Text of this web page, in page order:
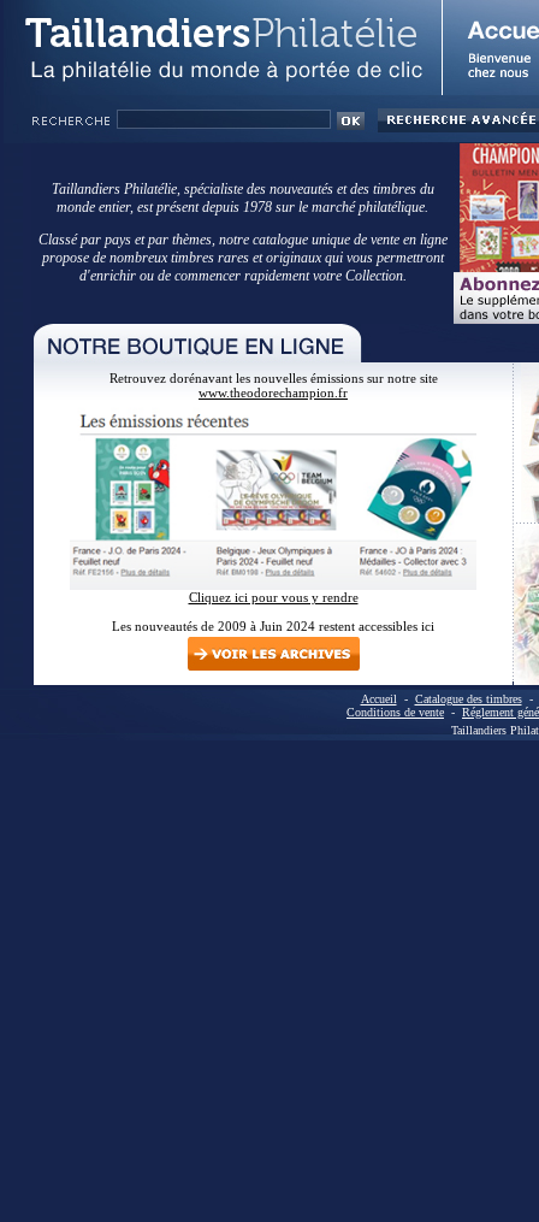
Taillandiers Philatélie, spécialiste des nouveautés et des timbres du
monde entier, est présent depuis 1978 sur le marché philatélique.
Classé par pays et par thèmes, notre catalogue unique de vente en ligne
propose de nombreux timbres rares et originaux qui vous permettront
d'enrichir ou de commencer rapidement votre Collection.
Retrouvez dorénavant les nouvelles émissions sur notre site
www.theodorechampion.fr
Cliquez ici pour vous y rendre
Les nouveautés de 2009 à Juin 2024 restent accessibles ici
Accueil - Catalogue des timbres-
Conditions de vente - Réglement
Taillandiers